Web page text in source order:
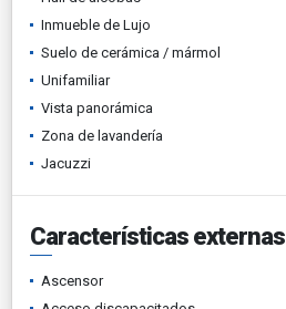
Inmueble de Lujo
Suelo de cerámica / mármol
Unifamiliar
Vista panorámica
Zona de lavandería
Jacuzzi
Características externas
Ascensor